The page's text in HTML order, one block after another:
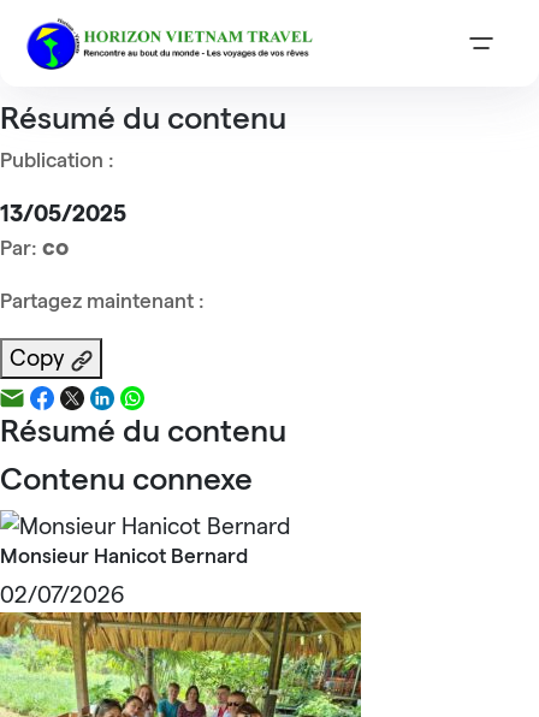
Accueil
Mme Cieutat
Résumé du contenu
Publication :
13/05/2025
Par: co
Partagez maintenant :
Copy
Résumé du contenu
Contenu connexe
Monsieur Hanicot Bernard
02/07/2026